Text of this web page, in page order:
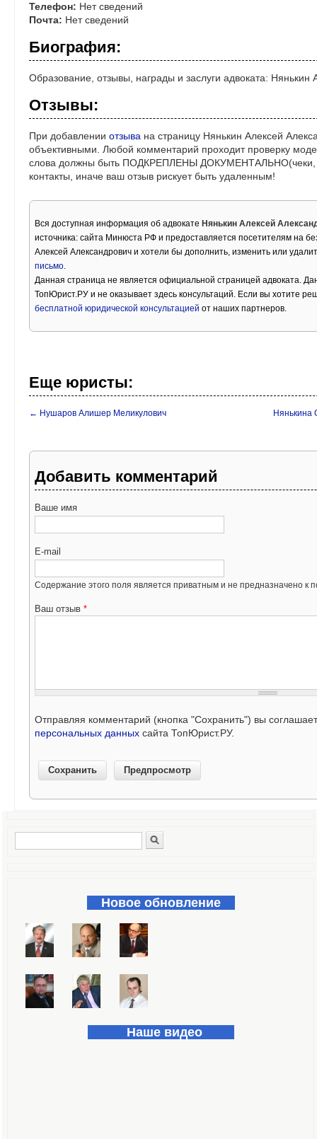
Телефон: Нет сведений
Почта: Нет сведений
Биография:
Образование, отзывы, награды и заслуги адвоката: Нянькин
Отзывы:
При добавлении отзыва на страницу Нянькин Алексей
объективными. Любой комментарий проходит проверку
слова должны быть ПОДКРЕПЛЕНЫ ДОКУМЕНТАЛЬНО(чеки,
контакты, иначе ваш отзыв рискует быть удаленным!
Вся доступная информация об адвокате Нянькин Алексей
источника: сайта Минюста РФ и предоставляется посетителям на
Алексей Александрович и хотели бы дополнить, изменить или
письмо.
Данная страница не является официальной страницей адвоката.
ТопЮрист.РУ и не оказывает здесь консультаций. Если вы хотите
бесплатной юридической консультацией от наших партнеров.
Еще юристы:
← Нушаров Алишер Меликулович Нянькина
Добавить комментарий
Ваше имя
E-mail
Содержание этого поля является приватным и не предназначено к
Ваш отзыв *
Отправляя комментарий (кнопка "Сохранить") вы
персональных данных сайта ТопЮрист.РУ.
Форма поиска
Новое обновление
Наше видео